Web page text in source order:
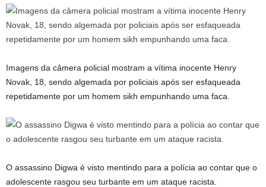
Imagens da câmera policial mostram a vítima inocente Henry
Novak, 18, sendo algemada por policiais após ser esfaqueada
repetidamente por um homem sikh empunhando uma faca.
O assassino Digwa é visto mentindo para a polícia ao contar que o
adolescente rasgou seu turbante em um ataque racista.